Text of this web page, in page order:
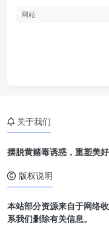
关于我们
摆脱黄赌毒诱惑，重塑美
版权说明
本站部分资源来自于网络
系我们删除有关信息。